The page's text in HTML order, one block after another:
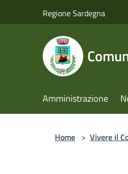
Regione Sardegna
Amministrazione
Home > Vivere il